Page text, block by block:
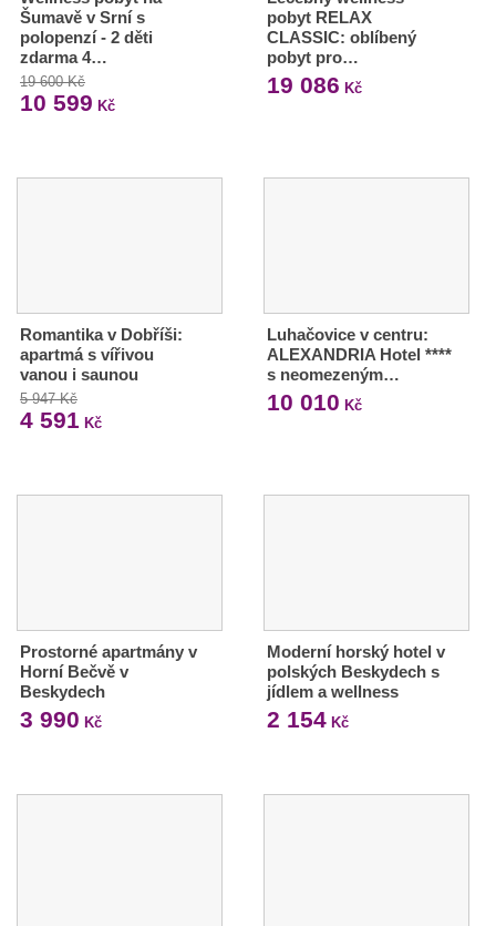
Šumavě v Srní s
polopenzí - 2 děti
zdarma 4…
19 600 Kč
10 599 Kč
pobyt RELAX
CLASSIC: oblíbený
pobyt pro…
19 086 Kč
Romantika v Dobříši:
apartmá s vířivou
vanou i saunou
5 947 Kč
4 591 Kč
Luhačovice v centru:
ALEXANDRIA Hotel ****
s neomezeným…
10 010 Kč
Prostorné apartmány v
Horní Bečvě v
Beskydech
3 990 Kč
Moderní horský hotel v
polských Beskydech s
jídlem a wellness
2 154Kč